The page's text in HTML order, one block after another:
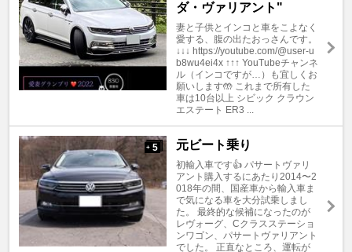
ダ・ヴァリアント"
妻と子供とインコと車をこよなく
愛する、腹の出たおっさんです。
↓↓↓ https://youtube.com/@user-u
b8wu4ei4x ↑↑↑ YouTubeチャンネ
ル（インコですが…）も宜しくお
願いします🤲 これまで所有した
車は10台以上 シビック クラウン
エステート ER3 ...
+ 5 元ビート乗り
初輸入車です👍 パサートヴァリ
アント購入するにあたり2014〜2
018年の間、国産車から輸入車ま
で気になる車を大分試乗しまし
た。 最終的な候補になったのが
レヴォーグ、Cクラスステーショ
ンワゴン、パサートヴァリアント
でした。 正直なところ、運転が